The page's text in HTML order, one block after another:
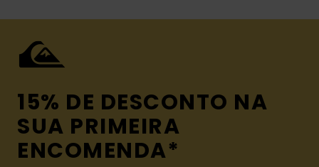
15% DE DESCONTO NA
SUA PRIMEIRA
ENCOMENDA*